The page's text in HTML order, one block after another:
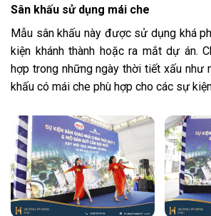
Sân khấu sử dụng mái che
Mẫu sân khấu này được sử dụng khá
kiện khánh thành hoặc ra mắt dự án.
hợp trong những ngày thời tiết xấu như
khấu có mái che phù hợp cho các sự